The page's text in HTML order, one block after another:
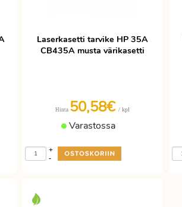
Laserkasetti tarvike HP 35A
CB435A musta värikasetti
Hinta 50,58€ / kpl
Varastossa
-
+